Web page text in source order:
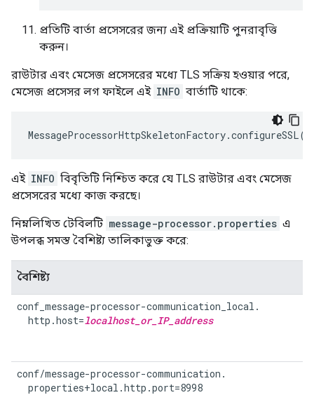
প্রতিটি বার্তা প্রসেসরের জন্য এই প্রক্রিয়াটি পুনরাবৃত্তি
করুন।
রাউটার এবং মেসেজ প্রসেসরের মধ্যে TLS সক্রিয় হওয়ার পরে,
মেসেজ প্রসেসর লগ ফাইলে এই INFO বার্তাটি থাকে:
MessageProcessorHttpSkeletonFactory.configureSSL()
এই INFO বিবৃতিটি নিশ্চিত করে যে TLS রাউটার এবং মেসেজ
প্রসেসরের মধ্যে কাজ করছে।
নিম্নলিখিত টেবিলটি message-processor.properties এ
উপলব্ধ সমস্ত বৈশিষ্ট্য তালিকাভুক্ত করে:
বৈশিষ্ট্য
conf_message-processor-communication_local.
  http.host=
localhost_or_IP_address
conf/message-processor-communication.
  properties+local.http.port=8998